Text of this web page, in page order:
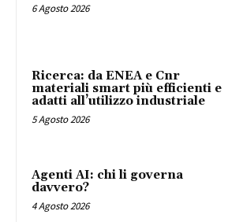
6 Agosto 2026
Ricerca: da ENEA e Cnr
materiali smart più efficienti e
adatti all’utilizzo industriale
5 Agosto 2026
Agenti AI: chi li governa
davvero?
4 Agosto 2026